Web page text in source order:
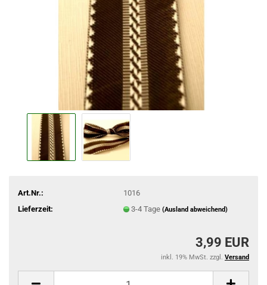
Art.Nr.:
1016
Lieferzeit:
3-4 Tage (Ausland abweichend)
3,99 EUR
inkl. 19% MwSt. zzgl. Versand